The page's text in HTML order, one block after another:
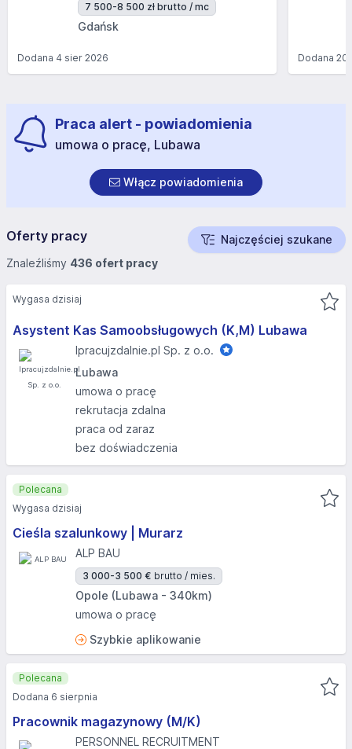
7 500-8 500 zł brutto / mc
Gdańsk
Dodana 4 sier 2026 Dodana20
Praca alert - powiadomienia
umowa o pracę, Lubawa
Włącz powiadomienia
Oferty pracy
Najczęściej szukane
Znaleźliśmy 436 ofert pracy
Asystent Kas Samoobsługowych (K,M) Lubawa
Ipracujzdalnie.pl Sp. z o.o.
Lubawa
umowa o pracę
rekrutacja zdalna
praca od zaraz
bez doświadczenia
Wygasa dzisiaj
Cieśla szalunkowy | Murarz
ALP BAU
3 000-3 500 € brutto / mies.
Opole (Lubawa - 340km)
umowa o pracę
Szybkie aplikowanie
Polecana
Wygasa dzisiaj
Pracownik magazynowy (M/K)
PERSONNEL RECRUITMENT
Polecana
Dodana 6 sierpnia